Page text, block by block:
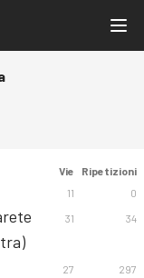
Vie Ripetizioni
11 0
31 34
27 297